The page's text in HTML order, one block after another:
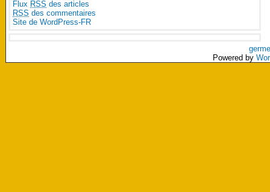
Flux RSS des articles
RSS des commentaires
Site de WordPress-FR
Powered by